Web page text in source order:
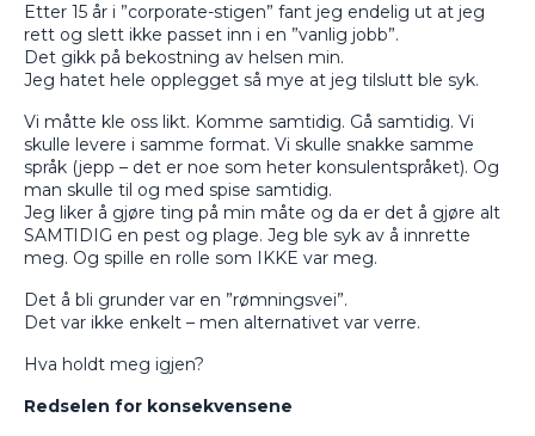
Etter 15 år i ”corporate-stigen” fant jeg endelig ut at jeg
rett og slett ikke passet inn i en ”vanlig jobb”.
Det gikk på bekostning av helsen min.
Jeg hatet hele opplegget så mye at jeg tilslutt ble syk.
Vi måtte kle oss likt. Komme samtidig. Gå samtidig. Vi
skulle levere i samme format. Vi skulle snakke samme
språk (jepp – det er noe som heter konsulentspråket). Og
man skulle til og med spise samtidig.
Jeg liker å gjøre ting på min måte og da er det å gjøre alt
SAMTIDIG en pest og plage. Jeg ble syk av å innrette
meg. Og spille en rolle som IKKE var meg.
Det å bli grunder var en ”rømningsvei”.
Det var ikke enkelt – men alternativet var verre.
Hva holdt meg igjen?
Redselen for konsekvensene